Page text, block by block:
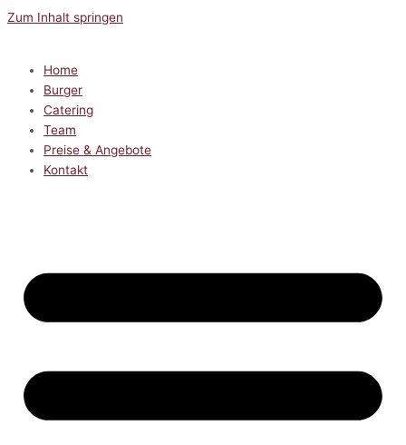
Zum Inhalt springen
Home
Burger
Catering
Team
Preise & Angebote
Kontakt